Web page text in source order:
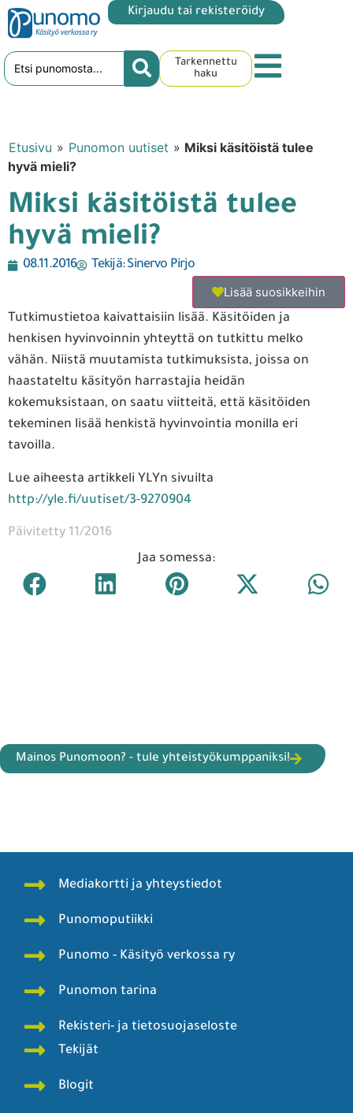
Kirjaudu tai rekisteröidy
Tarkennettu
haku
Etusivu » Punomon uutiset » Miksi käsitöistä tulee
hyvä mieli?
Miksi käsitöistä tulee
hyvä mieli?
08.11.2016 Tekijä:Sinervo Pirjo
Lisää suosikkeihin
Tutkimustietoa kaivattaisiin lisää. Käsitöiden ja
henkisen hyvinvoinnin yhteyttä on tutkittu melko
vähän. Niistä muutamista tutkimuksista, joissa on
haastateltu käsityön harrastajia heidän
kokemuksistaan, on saatu viitteitä, että käsitöiden
tekeminen lisää henkistä hyvinvointia monilla eri
tavoilla.
Lue aiheesta artikkeli YLYn sivuilta
http://yle.fi/uutiset/3-9270904
Päivitetty 11/2016
Jaa somessa:
Mainos Punomoon? - tule yhteistyökumppaniksi!
Mediakortti ja yhteystiedot
Punomoputiikki
Punomo - Käsityö verkossa ry
Punomon tarina
Rekisteri- ja tietosuojaseloste
Tekijät
Blogit